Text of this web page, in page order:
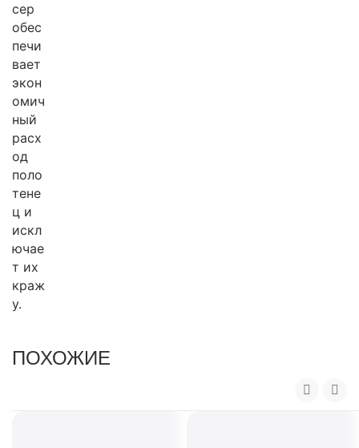
сер
обес
печи
вает
экон
омич
ный
расх
од
поло
тене
ц и
искл
ючае
т их
краж
у.
ПОХОЖИЕ